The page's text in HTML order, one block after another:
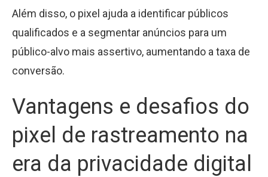
Além disso, o pixel ajuda a identificar públicos
qualificados e a segmentar anúncios para um
público-alvo mais assertivo, aumentando a taxa de
conversão.
Vantagens e desafios do
pixel de rastreamento na
era da privacidade digital